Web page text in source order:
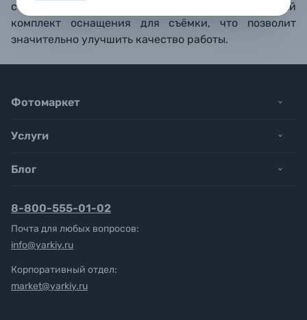
съёмки. Вы сможете добавить к своей камере целый
комплект оснащения для съёмки, что позволит
значительно улучшить качество работы.
Фотомаркет
Услуги
Блог
8-800-555-01-02
Почта для любых вопросов:
info@yarkiy.ru
Корпоративный отдел:
market@yarkiy.ru